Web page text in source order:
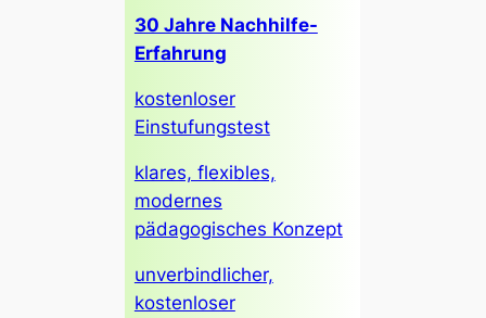
30 Jahre Nachhilfe-
Erfahrung
kostenloser
Einstufungstest
klares, flexibles,
modernes
pädagogisches Konzept
unverbindlicher,
kostenloser